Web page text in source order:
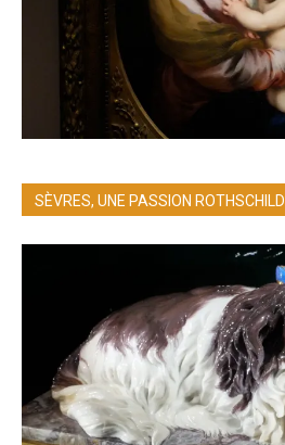
SÈVRES, UNE PASSION ROTHSCHILD